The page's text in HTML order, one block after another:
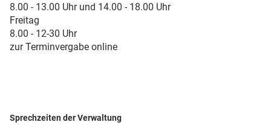
8.00 - 13.00 Uhr und 14.00 - 18.00 Uhr
Freitag
8.00 - 12-30 Uhr
zur Terminvergabe online
Sprechzeiten der Verwaltung